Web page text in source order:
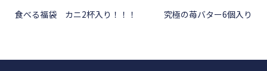
食べる福袋 カニ2杯入り！！！ 究極の苺バター6個入り